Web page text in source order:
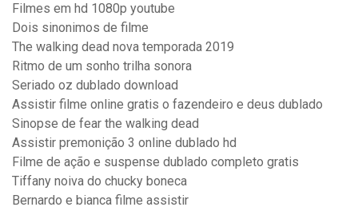
Filmes em hd 1080p youtube
Dois sinonimos de filme
The walking dead nova temporada 2019
Ritmo de um sonho trilha sonora
Seriado oz dublado download
Assistir filme online gratis o fazendeiro e deus dublado
Sinopse de fear the walking dead
Assistir premonição 3 online dublado hd
Filme de ação e suspense dublado completo gratis
Tiffany noiva do chucky boneca
Bernardo e bianca filme assistir